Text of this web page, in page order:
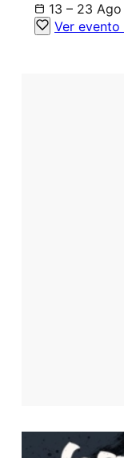
13 – 23 Ago
Ver